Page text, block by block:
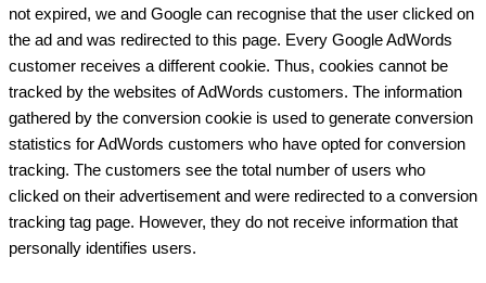
not expired, we and Google can recognise that the user clicked on
the ad and was redirected to this page. Every Google AdWords
customer receives a different cookie. Thus, cookies cannot be
tracked by the websites of AdWords customers. The information
gathered by the conversion cookie is used to generate conversion
statistics for AdWords customers who have opted for conversion
tracking. The customers see the total number of users who
clicked on their advertisement and were redirected to a conversion
tracking tag page. However, they do not receive information that
personally identifies users.